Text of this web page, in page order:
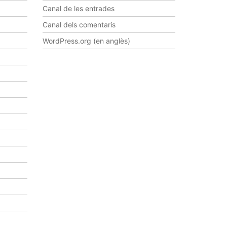
Canal de les entrades
Canal dels comentaris
WordPress.org (en anglès)